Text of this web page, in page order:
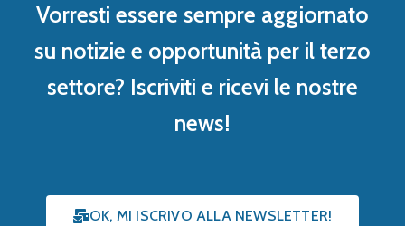
Vorresti essere sempre aggiornato
su notizie e opportunità per il terzo
settore? Iscriviti e ricevi le nostre
news!
OK, MI ISCRIVO ALLA NEWSLETTER!